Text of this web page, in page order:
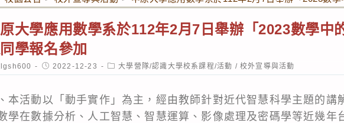
大學應用數學系於112年2月7日舉辦「2023數學中
學報名參加
Post
published:
2022-12-23
Post
category:
大學營隊/認識大學校系課程/活動 / 校外宣導與活動
本活動以「動手實作」為主，經由教師針對近代智慧科學主題的講
學在數據分析、人工智慧、智慧運算、影像處理及密碼學等近幾年